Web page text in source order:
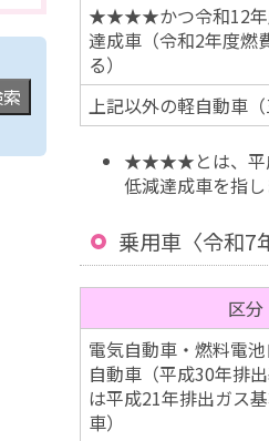
★★★★かつ令和12年
達成車（令和2年度燃
る）
上記以外の軽自動車（
★★★★とは、平成
低減達成車を指し
乗用車〈令和7
区分
電気自動車・燃料電
自動車（平成30年排
は平成21年排出ガス
車）